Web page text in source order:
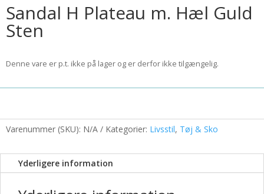
Sandal H Plateau m. Hæl Guld
Sten
Denne vare er p.t. ikke på lager og er derfor ikke tilgængelig.
Varenummer (SKU): N/A Kategorier: Livsstil, Tøj & Sko
Yderligere information